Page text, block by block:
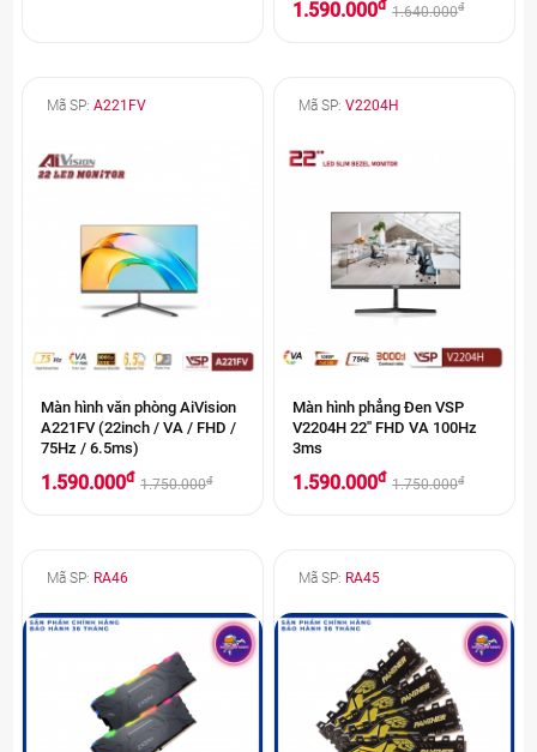
1.590.000đ 1.640.000đ
Mã SP: A221FV
Màn hình văn phòng AiVision
A221FV (22inch / VA / FHD /
75Hz / 6.5ms)
1.590.000đ 1.750.000đ
Mã SP: V2204H
Màn hình phẳng Đen VSP
V2204H 22'' FHD VA 100Hz
3ms
1.590.000đ 1.750.000đ
Mã SP: RA46 Mã SP: RA45